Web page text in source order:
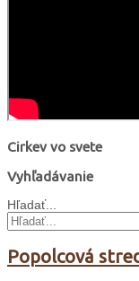
Cirkev vo svete
Vyhľadávanie
Hľadať...
Popolcová